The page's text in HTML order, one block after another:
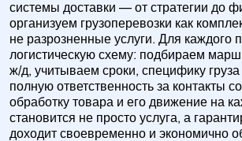
системы доставки — от стратегии до
организуем грузоперевозки как
не разрозненные услуги. Для каждого
логистическую схему: подбираем
ж/д, учитываем сроки, специфику
полную ответственность за контакты
обработку товара и его движение на
становится не просто услуга, а
доходит своевременно и экономично